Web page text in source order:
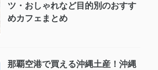
ツ・おしゃれなど目的別のおすす
めカフェまとめ
那覇空港で買える沖縄土産！沖縄